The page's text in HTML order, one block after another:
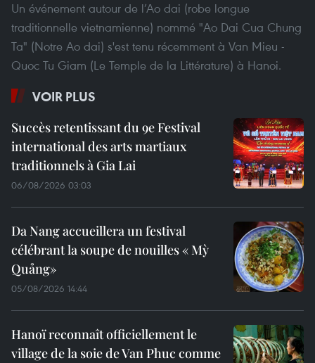
Un événement autour de l’Ao dai (robe longue
traditionnelle vietnamienne) nommé "Ao Dai Cua Chung
Ta" (Notre Ao dai) s'est tenu récemment à Van Mieu -
Quoc Tu Giam (Le Temple de la Littérature) à Hanoi.
VOIR PLUS
Succès retentissant du 9e Festival
international des arts martiaux
traditionnels à Gia Lai
06/08/2026 03:03
Da Nang accueillera un festival
célébrant la soupe de nouilles « Mỳ
Quảng»
05/08/2026 14:44
Hanoï reconnaît officiellement le
village de la soie de Van Phuc comme